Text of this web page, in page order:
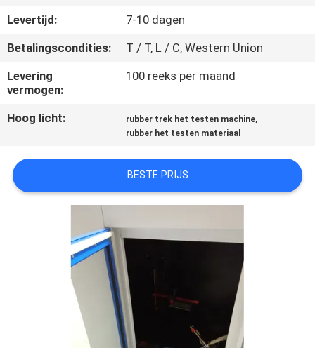
NIEUWS
VERZOEK
OM EEN
VR
SITEMAP
PRIVACY
Levertijd:
7-10 dagen
Betalingscondities:
T / T, L / C, Western Union
Levering
vermogen:
100 reeks per maand
Hoog licht: rubber trek het testen machine,
rubber het testen materiaal
BESTE PRIJS